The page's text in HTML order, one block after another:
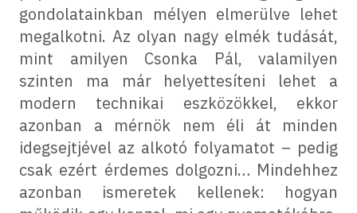
gondolatainkban mélyen elmerülve lehet
megalkotni. Az olyan nagy elmék tudását,
mint amilyen Csonka Pál, valamilyen
szinten ma már helyettesíteni lehet a
modern technikai eszközökkel, ekkor
azonban a mérnök nem éli át minden
idegsejtjével az alkotó folyamatot – pedig
csak ezért érdemes dolgozni… Mindehhez
azonban ismeretek kellenek: hogyan